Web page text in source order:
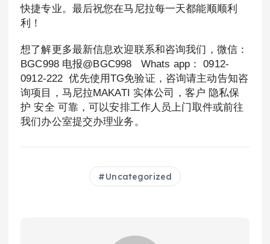
快捷专业。最后祝您在马尼拉每一天都能顺顺利
利！
想了解更多最新信息欢迎联系和咨询我们，微信：
BGC998 电报@BGC998 Whats app： 0912-
0912-222 优先使用TG免验证，咨询请主动告知咨
询项目，马尼拉MAKATI 实体公司，客户 隐私保
护 安全 可靠，可以安排工作人员上门取件或前往
我们办公室提交办理业务。
Uncategorized